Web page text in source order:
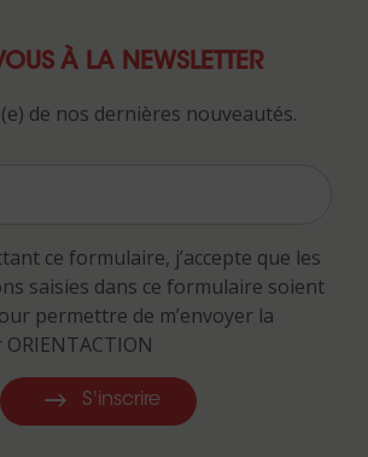
À LA NEWSLETTER
de nos dernières nouveautés.
ce formulaire, j’accepte que les
saisies dans ce formulaire soient
permettre de m’envoyer la
S'inscrire